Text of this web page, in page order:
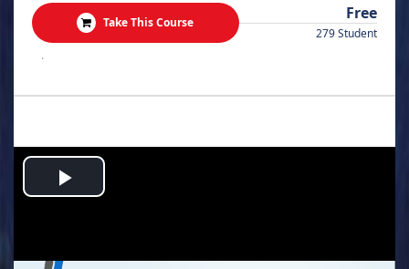
Take This Course Free
279 Student
.
Play